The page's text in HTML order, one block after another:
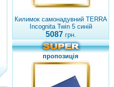
Килимок самонадувний TERRA
Incognita Twin 5 синій
5087 грн.
пропозиція